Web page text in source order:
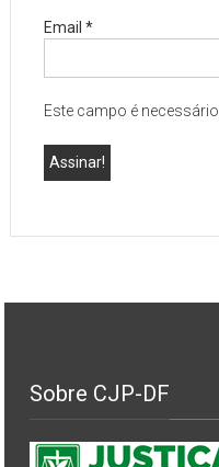
Email *
Este campo é necessário
Sobre CJP-DF